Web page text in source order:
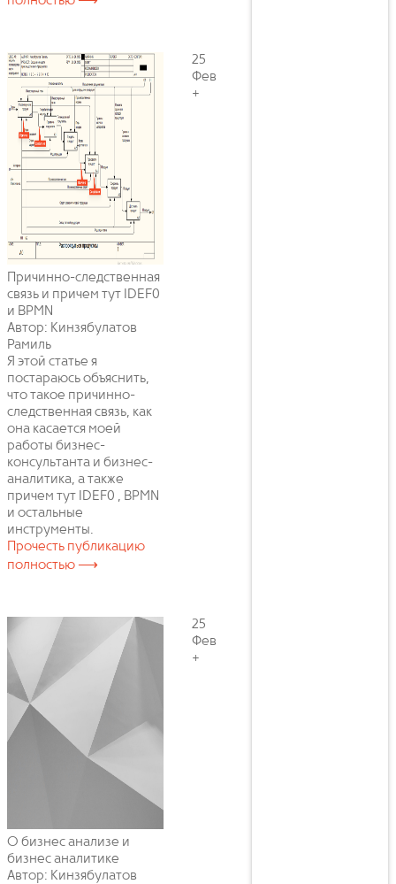
Причинно-следственная
связь и причем тут IDEF0
и BPMN
Автор: Кинзябулатов
Рамиль
Я этой статье я
постараюсь объяснить,
что такое причинно-
следственная связь, как
она касается моей
работы бизнес-
консультанта и бизнес-
аналитика, а также
причем тут IDEF0 , BPMN
и остальные
инструменты.
Прочесть публикацию
полностью ⟶
25
Фев
+
О бизнес анализе и
бизнес аналитике
Автор: Кинзябулатов
25
Фев
+